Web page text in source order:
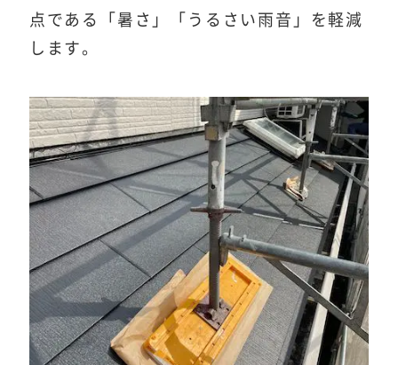
点である「暑さ」「うるさい雨音」を軽減
します。